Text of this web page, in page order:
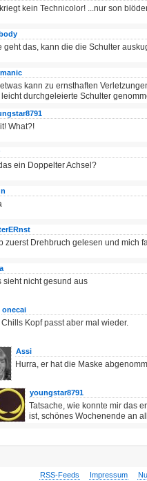
kriegt kein Technicolor! ...nur son
geht das, kann die die Schulter
kann zu ernsthaften
durchgeleierte Schulter
What?!
ein Doppelter Achsel?
zuerst Drehbruch gelesen und mich
sieht nicht gesund aus
onecai
Chills Kopf passt aber mal wieder.
Assi
Hurra, er hat die Maske
youngstar8791
Tatsache, wie konnte mir das
ist, schönes Wochenende an
RSS-Feeds Impressum